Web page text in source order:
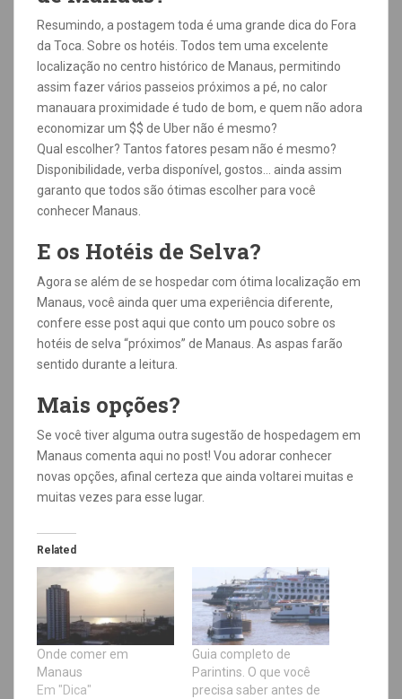
Resumindo, a postagem toda é uma grande dica do Fora
da Toca. Sobre os hotéis. Todos tem uma excelente
localização no centro histórico de Manaus, permitindo
assim fazer vários passeios próximos a pé, no calor
manauara proximidade é tudo de bom, e quem não adora
economizar um $$ de Uber não é mesmo?
Qual escolher? Tantos fatores pesam não é mesmo?
Disponibilidade, verba disponível, gostos… ainda assim
garanto que todos são ótimas escolher para você
conhecer Manaus.
E os Hotéis de Selva?
Agora se além de se hospedar com ótima localização em
Manaus, você ainda quer uma experiência diferente,
confere esse post aqui que conto um pouco sobre os
hotéis de selva “próximos” de Manaus. As aspas farão
sentido durante a leitura.
Mais opções?
Se você tiver alguma outra sugestão de hospedagem em
Manaus comenta aqui no post! Vou adorar conhecer
novas opções, afinal certeza que ainda voltarei muitas e
muitas vezes para esse lugar.
Related
Onde comer em
Manaus
Em "Dica"
Guia completo de
Parintins. O que você
precisa saber antes de